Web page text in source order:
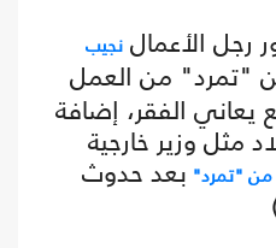
رجل الأعمال نجيب
"تمرد" من العمل
يعاني الفقر، إضافة
مثل وزير خارجية
من "تمرد" بعد حدوث